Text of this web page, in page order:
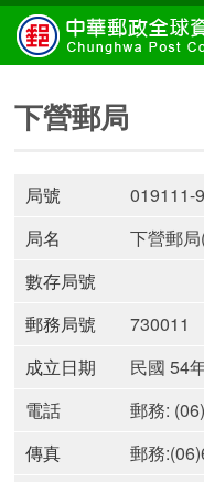
下營郵局
局號
019111-9
局名
下營郵
數存局號
郵務局號
730011
成立日期
民國 54
電話
郵務:
傳真
郵務